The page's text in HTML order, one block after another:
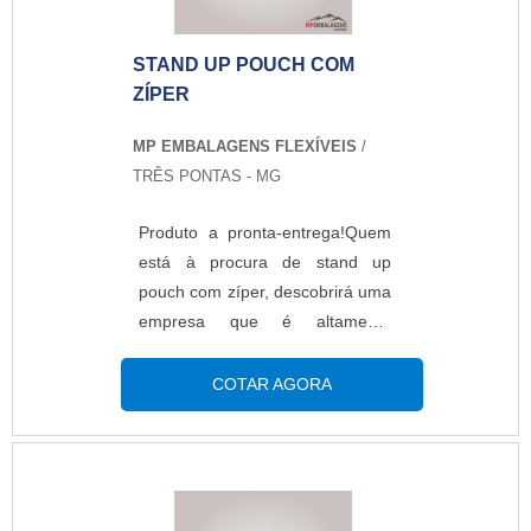
plásticas.MAIS DETALHES
PERSONALIZADOA MP
Embalagens Flexíveis foca sua
Embalagens Flexíveis se mostra
STAND UP POUCH COM
ZÍPER
MP EMBALAGENS FLEXÍVEIS /
TRÊS PONTAS - MG
Produto a pronta-entrega!Quem
está à procura de stand up
pouch com zíper, descobrirá uma
empresa que é altamente
orçamento detalhado na melhor
companhia do segmento e
encontrando sofisticação e preço
COTAR AGORA